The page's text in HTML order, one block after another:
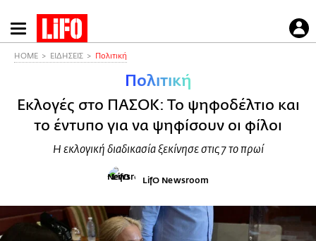
Παράκαμψη
προς
HOME ΕΙΔΗΣΕΙΣ Πολιτική
Πολιτική
Εκλογές στο ΠΑΣΟΚ: Το ψηφοδέλτιο και
το έντυπο για να ψηφίσουν οι φίλοι
Η εκλογική διαδικασία ξεκίνησε στις 7 το πρωί
LifO Newsroom